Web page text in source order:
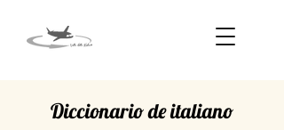
Diccionario de italiano